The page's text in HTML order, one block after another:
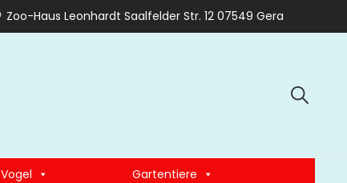
Zoo-Haus Leonhardt Saalfelder Str. 12 07549 Gera
Vogel
Gartentiere